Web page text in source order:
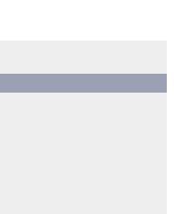
，人车交互，智能车